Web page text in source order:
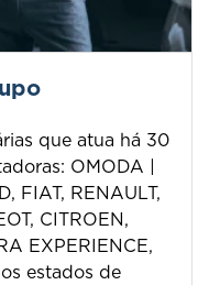
que atua há 30
OMODA |
FIAT, RENAULT,
CITROEN,
EXPERIENCE,
estados de